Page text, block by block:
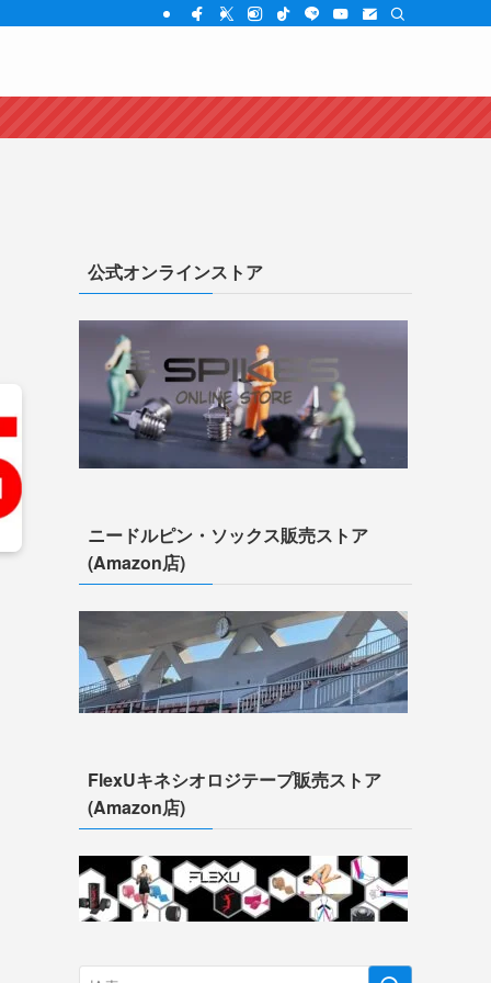
公式オンラインストア
ニードルピン・ソックス販売ストア
(Amazon店)
FlexUキネシオロジテープ販売ストア
(Amazon店)